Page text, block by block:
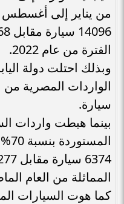
من يناير إلى أغسطس
الفترة من عام 2022.
وبذلك احتلت دولة
سيارة.
بينما هبطت واردات
المماثلة من العام
كما هوت السيارات